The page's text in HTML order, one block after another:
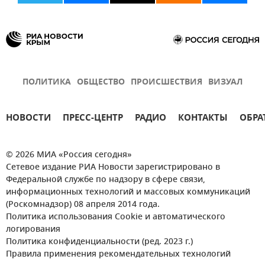
ПОЛИТИКА ОБЩЕСТВО ПРОИСШЕСТВИЯ ВИЗУАЛ
НОВОСТИ ПРЕСС-ЦЕНТР РАДИО КОНТАКТЫ
© 2026 МИА «Россия сегодня»
Сетевое издание РИА Новости зарегистрировано в
Федеральной службе по надзору в сфере связи,
информационных технологий и массовых коммуникаций
(Роскомнадзор) 08 апреля 2014 года.
Политика использования Cookie и автоматического
логирования
Политика конфиденциальности (ред. 2023 г.)
Правила применения рекомендательных технологий